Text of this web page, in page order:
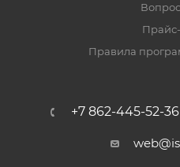
Правила
+7 862-445-52-36